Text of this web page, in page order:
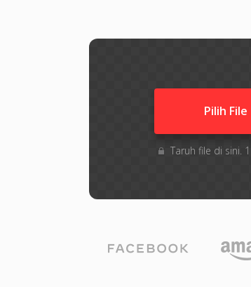
Pilih File
Taruh file di sini.